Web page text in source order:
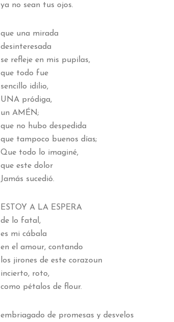
ya no sean tus ojos.
que una mirada
desinteresada
se refleje en mis pupilas,
que todo fue
sencillo idilio,
UNA pródiga,
un AMÉN;
que no hubo despedida
que tampoco buenos días;
Que todo lo imaginé,
que este dolor
Jamás sucedió.
ESTOY A LA ESPERA
de lo fatal,
es mi cábala
en el amour, contando
los jirones de este corazoun
incierto, roto,
como pétalos de flour.
embriagado de promesas y desvelos